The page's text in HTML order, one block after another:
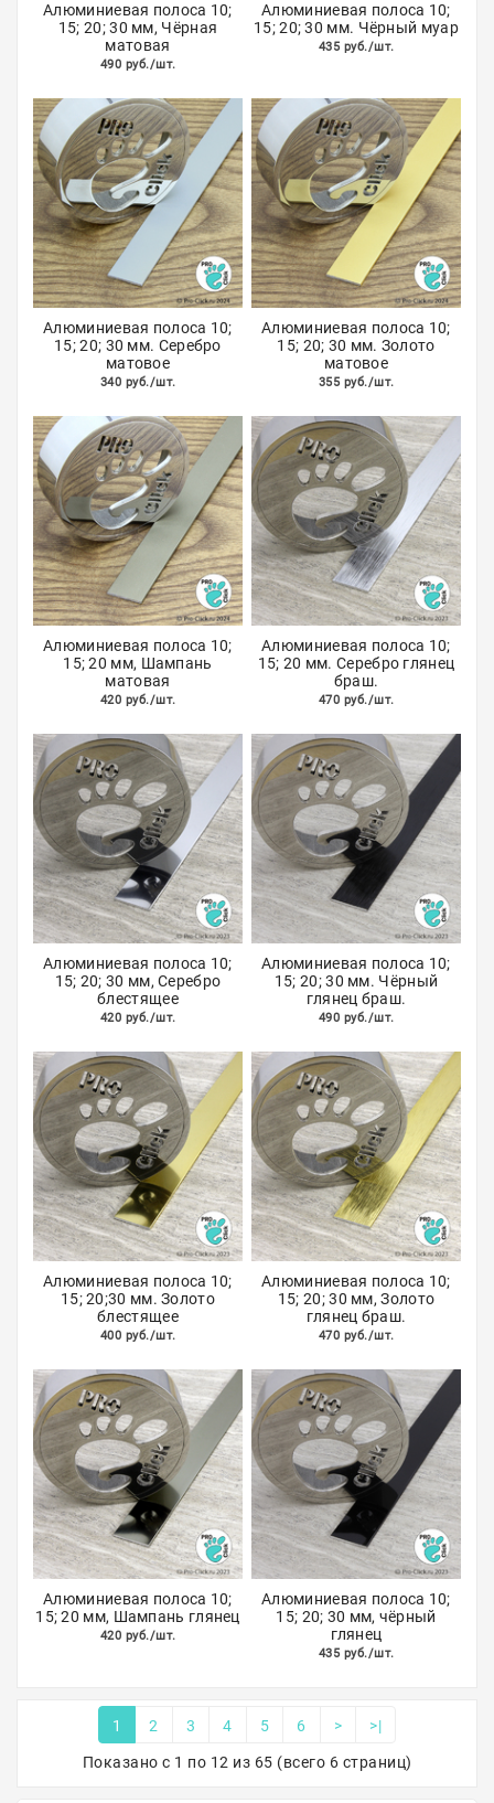
Алюминиевая полоса 10;
15; 20; 30 мм, Чёрная
матовая
490 руб./шт.
Алюминиевая полоса 10;
15; 20; 30 мм. Чёрный муар
435 руб./шт.
Алюминиевая полоса 10;
15; 20; 30 мм. Серебро
матовое
340 руб./шт.
Алюминиевая полоса 10;
15; 20; 30 мм. Золото
матовое
355 руб./шт.
Алюминиевая полоса 10;
15; 20 мм, Шампань
матовая
420 руб./шт.
Алюминиевая полоса 10;
15; 20 мм. Серебро глянец
браш.
470 руб./шт.
Алюминиевая полоса 10;
15; 20; 30 мм, Серебро
блестящее
420 руб./шт.
Алюминиевая полоса 10;
15; 20; 30 мм. Чёрный
глянец браш.
490 руб./шт.
Алюминиевая полоса 10;
15; 20;30 мм. Золото
блестящее
400 руб./шт.
Алюминиевая полоса 10;
15; 20; 30 мм, Золото
глянец браш.
470 руб./шт.
Алюминиевая полоса 10;
15; 20 мм, Шампань глянец
420 руб./шт.
Алюминиевая полоса 10;
15; 20; 30 мм, чёрный
глянец
435 руб./шт.
1 2 3 4 5 6 > >|
Показано с 1 по 12 из 65 (всего 6 страниц)